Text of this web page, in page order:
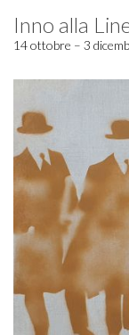
Inno alla
14 ottobre – 3